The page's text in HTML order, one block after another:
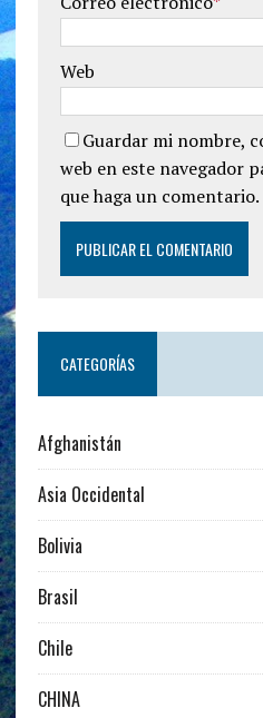
Web
Guardar mi nombre,
web en este navegador
que haga un comentario.
CATEGORÍAS
Afghanistán
Asia Occidental
Bolivia
Brasil
Chile
CHINA